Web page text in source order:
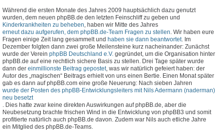
Während die ersten Monate des Jahres 2009 hauptsächlich dazu genutzt
wurden, dem neuen phpBB.de den letzten Feinschliff zu geben und
Kinderkrankheiten zu beheben, haben wir Mitte des Jahres
erneut dazu aufgerufen, dem phpBB.de-Team Fragen zu stellen. Wir haben eure
Fragen einige Zeit lang gesammelt und haben sie dann beantwortet. Im
Dezember folgten dann zwei große Meilensteine kurz nacheinander: Zunächst
wurde der Verein phpBB Deutschland e.V. gegründet, um die Organisation hinter
phpBB.de auf eine rechtlich sichere Basis zu stellen. Drei Tage später wurde
dann der einmillionste Beitrag gepostet, was wir natürlich gefeiert haben: der
Autor des „magischen“ Beitrags erhielt von uns einen Bertie. Einen Monat später
gab es dann auf phpBB.com eine große Neuerung: Nach sieben Jahren
wurde der Posten des phpBB-Entwicklungsleiters mit Nils Adermann (naderman)
neu besetzt
. Dies hatte zwar keine direkten Auswirkungen auf phpBB.de, aber die
Neubesetzung brachte frischen Wind in die Entwicklung von phpBB3 und somit
profitierte natürlich auch phpBB.de davon. Zudem war Nils auch etliche Jahre
ein Mitglied des phpBB.de-Teams.